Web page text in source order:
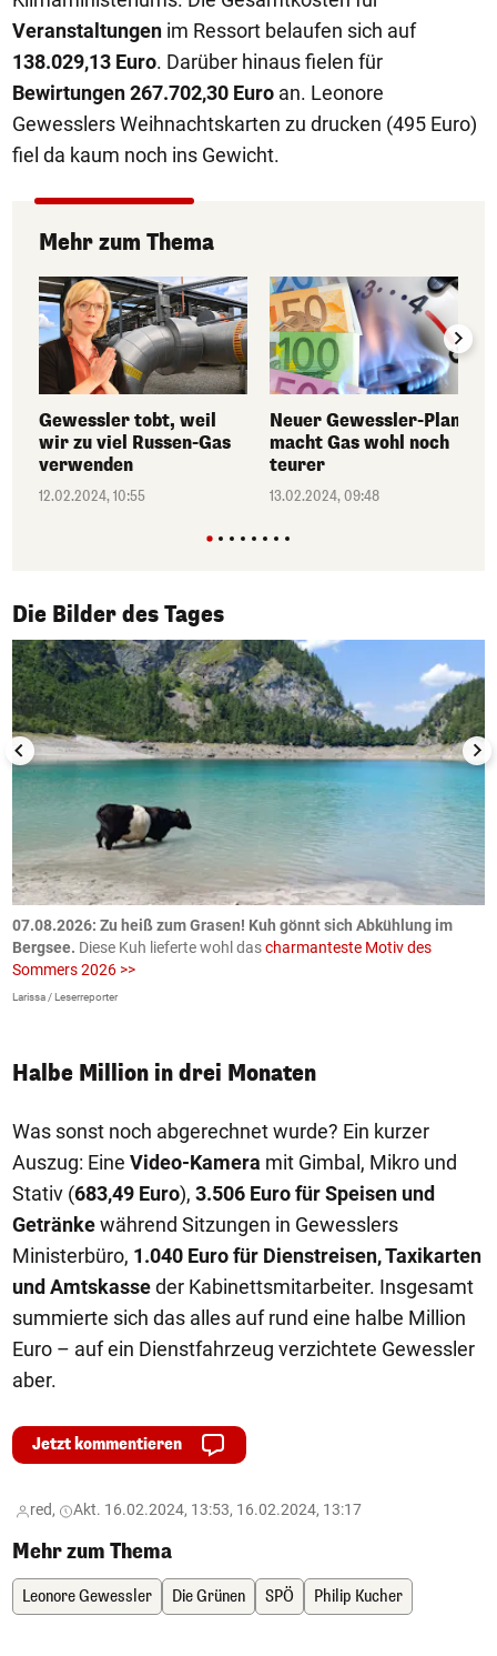
Veranstaltungen im Ressort belaufen sich auf
138.029,13 Euro. Darüber hinaus fielen für
Bewirtungen 267.702,30 Euro an. Leonore
Gewesslers Weihnachtskarten zu drucken (495 Euro)
fiel da kaum noch ins Gewicht.
Mehr zum Thema
Gewessler tobt, weil
wir zu viel Russen-Gas
verwenden
12.02.2024, 10:55
Neuer Gewessler-Plan
macht Gas wohl noch
teurer
13.02.2024, 09:48
Die Bilder des Tages
1/50
07.08.2026: Zu heiß zum Grasen! Kuh gönnt sich Abkühlung im
Bergsee. Diese Kuh lieferte wohl dascharmanteste Motiv des
Sommers 2026 >>
Larissa / Leserreporter
Halbe Million in drei Monaten
Was sonst noch abgerechnet wurde? Ein kurzer
Auszug: Eine Video-Kamera mit Gimbal, Mikro und
Stativ (683,49 Euro), 3.506 Euro für Speisen und
Getränkewährend Sitzungen in Gewesslers
Ministerbüro, 1.040 Euro für Dienstreisen, Taxikarten
und Amtskasseder Kabinettsmitarbeiter. Insgesamt
summierte sich das alles auf rund eine halbe Million
Euro – auf ein Dienstfahrzeug verzichtete Gewessler
aber.
Jetzt kommentieren
red, Akt. 16.02.2024, 13:53, 16.02.2024, 13:17
Mehr zum Thema
Leonore Gewessler Die Grünen SPÖ Philip Kucher